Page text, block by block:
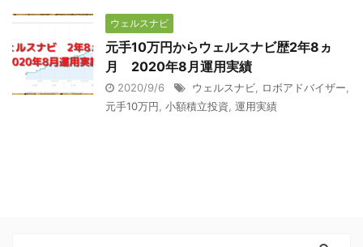
ウェルスナビ
元手10万円からウェルスナビ歴2年8ヵ
月 2020年8月運用実績
2020/9/6 ウェルスナビ ロボアドバイザー
元手10万円 小額積立投資 運用実績